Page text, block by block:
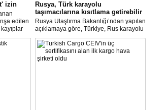
izin
edilen
ve
Rusya, Türk karayolu
taşımacılarına kısıtlama getirebilir
Rusya Ulaştırma Bakanlığı’ndan yapılan
açıklamaya göre, Türkiye, Rus karayolu
taşımacıları için mevcut kısıtlamaları
kaldırmazsa, bugün saat 23.00 itibariyle
Türk taşımacılara kısıtlama getirilebilir.